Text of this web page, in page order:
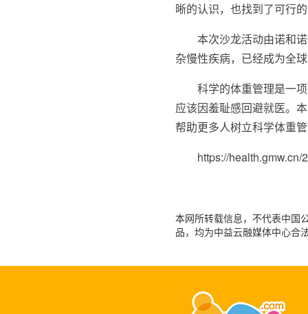
晰的认识，也找到了可行
本次沙龙活动由诺和
杂慢性疾病，已经成为全
科学的体重管理是一
应该因羞耻感回避就医。
帮助更多人树立科学体重
https://
本网所转载信息，不代表中国
品，均为中益云融媒体中心合